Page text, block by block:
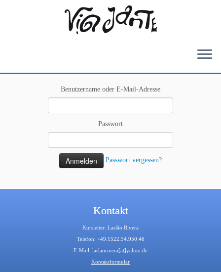
Benutzername oder E-Mail-Adresse
Passwort
Passwort vergessen?
Kontakt
Kursleiter: Laslâo Rivera
Telefon: +49.1522.54.950.46
E-Mail: laslaorivera[at]yahoo.de
Kontaktformular